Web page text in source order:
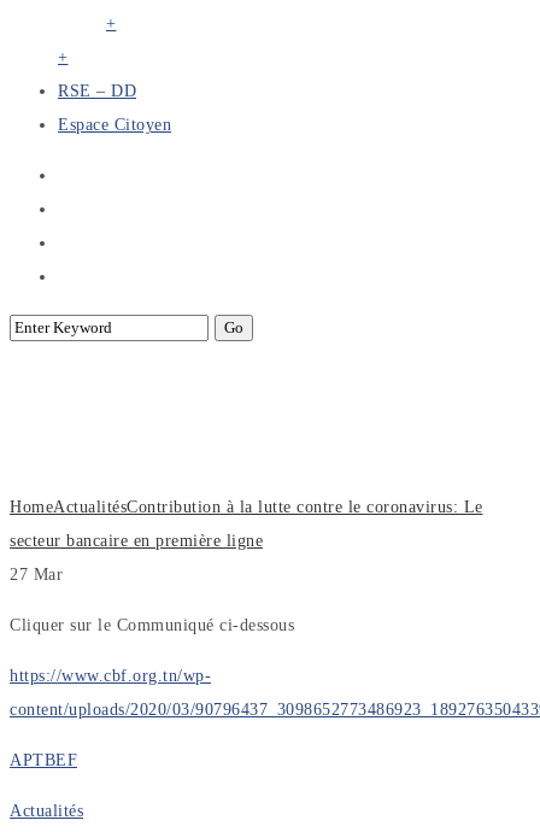
+
+
RSE – DD
Espace Citoyen
HomeActualitésContribution à la lutte contre le coronavirus: Le
secteur bancaire en première ligne
27 Mar
Cliquer sur le Communiqué ci-dessous
https://www.cbf.org.tn/wp-
content/uploads/2020/03/
APTBEF
Actualités